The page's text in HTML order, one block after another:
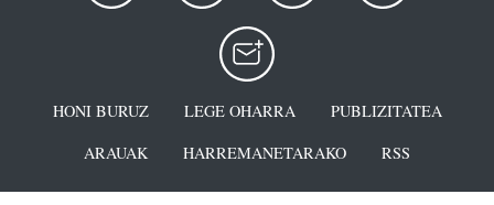
HONI BURUZ LEGE OHARRA
PUBLIZITATEA
ARAUAK
HARREMANETARAKO RSS